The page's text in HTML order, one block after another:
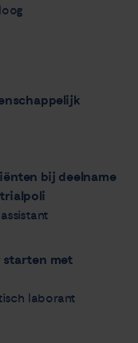
bij deelname
starten met
laborant